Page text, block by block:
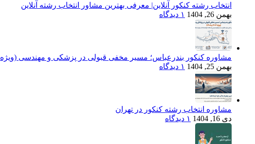
انتخاب رشته کنکور آنلاین| معرفی بهترین مشاور انتخاب رشته آنلاین
بهمن 26, 1404
۱ دیدگاه
مشاوره کنکور بندرعباس؛ مسیر مخفی قبولی در پزشکی و مهندسی (ویژه ۱۴۰۴ و ۱۴۰۵)
بهمن 25, 1404
۱ دیدگاه
مشاوره انتخاب رشته کنکور در تهران
دی 16, 1404
۱ دیدگاه